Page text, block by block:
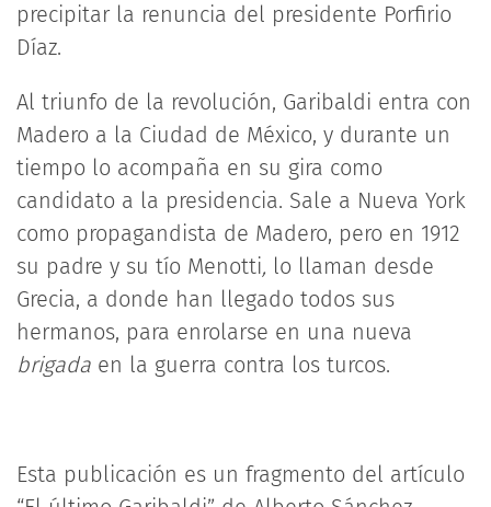
precipitar la renuncia del presidente Porfirio
Díaz.
Al triunfo de la revolución, Garibaldi entra con
Madero a la Ciudad de México, y durante un
tiempo lo acompaña en su gira como
candidato a la presidencia. Sale a Nueva York
como propagandista de Madero, pero en 1912
su padre y su tío Menotti, lo llaman desde
Grecia, a donde han llegado todos sus
hermanos, para enrolarse en una nueva
brigada en la guerra contra los turcos.
Esta publicación es un fragmento del artículo